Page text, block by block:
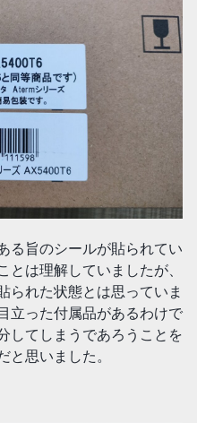
る旨のシールが貼られてい
とは理解していましたが、
られた状態とは思っていま
立った付属品があるわけで
してしまうであろうことを
思いました。